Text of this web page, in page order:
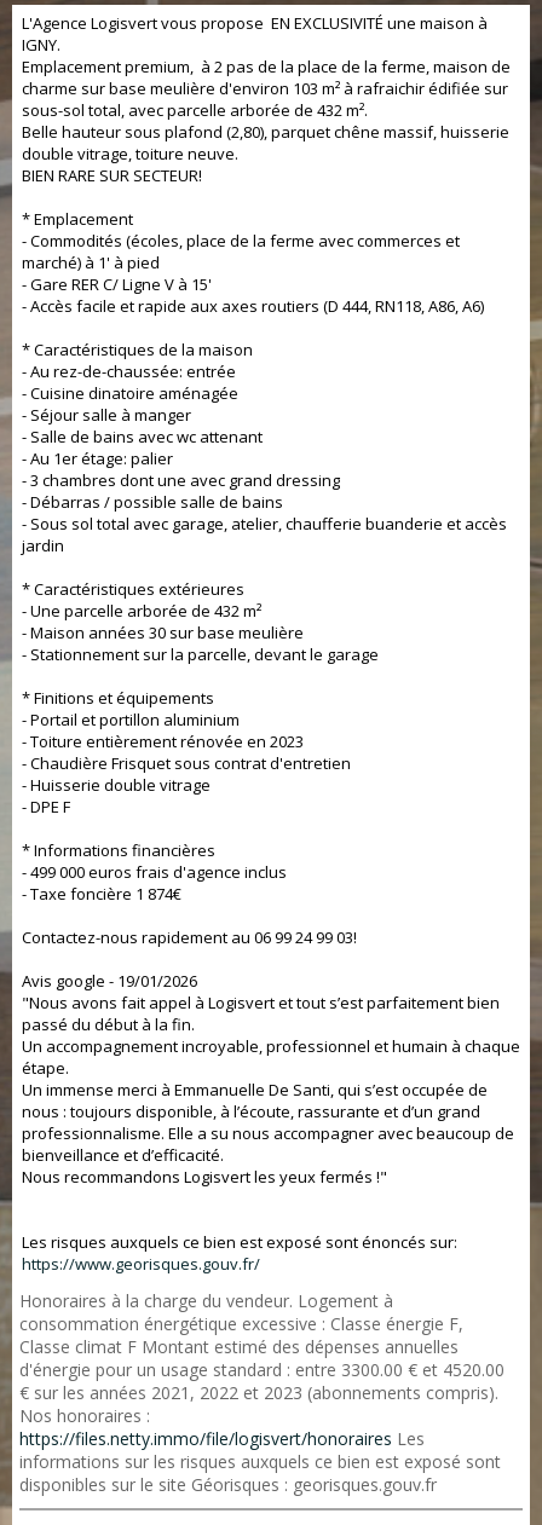
L'Agence Logisvert vous propose EN EXCLUSIVITÉ une maison à
IGNY.
Emplacement premium, à 2 pas de la place de la ferme, maison de
charme sur base meulière d'environ 103 m² à rafraichir édifiée sur
sous-sol total, avec parcelle arborée de 432 m².
Belle hauteur sous plafond (2,80), parquet chêne massif, huisserie
double vitrage, toiture neuve.
BIEN RARE SUR SECTEUR!
* Emplacement
- Commodités (écoles, place de la ferme avec commerces et
marché) à 1' à pied
- Gare RER C/ Ligne V à 15'
- Accès facile et rapide aux axes routiers (D 444, RN118, A86, A6)
* Caractéristiques de la maison
- Au rez-de-chaussée: entrée
- Cuisine dinatoire aménagée
- Séjour salle à manger
- Salle de bains avec wc attenant
- Au 1er étage: palier
- 3 chambres dont une avec grand dressing
- Débarras / possible salle de bains
- Sous sol total avec garage, atelier, chaufferie buanderie et accès
jardin
* Caractéristiques extérieures
- Une parcelle arborée de 432 m²
- Maison années 30 sur base meulière
- Stationnement sur la parcelle, devant le garage
* Finitions et équipements
- Portail et portillon aluminium
- Toiture entièrement rénovée en 2023
- Chaudière Frisquet sous contrat d'entretien
- Huisserie double vitrage
- DPE F
* Informations financières
- 499 000 euros frais d'agence inclus
- Taxe foncière 1 874€
Contactez-nous rapidement au 06 99 24 99 03!
Avis google - 19/01/2026
"Nous avons fait appel à Logisvert et tout s’est parfaitement bien
passé du début à la fin.
Un accompagnement incroyable, professionnel et humain à chaque
étape.
Un immense merci à Emmanuelle De Santi, qui s’est occupée de
nous : toujours disponible, à l’écoute, rassurante et d’un grand
professionnalisme. Elle a su nous accompagner avec beaucoup de
bienveillance et d’efficacité.
Nous recommandons Logisvert les yeux fermés !"
Les risques auxquels ce bien est exposé sont énoncés sur:
https://www.georisques.gouv.fr/
Honoraires à la charge du vendeur. Logement à
consommation énergétique excessive : Classe énergie F,
Classe climat F Montant estimé des dépenses annuelles
d'énergie pour un usage standard : entre 3300.00 € et 4520.00
€ sur les années 2021, 2022 et 2023 (abonnements compris).
Nos honoraires :
https://files.netty.immo/file/logisvert/honoraires Les
informations sur les risques auxquels ce bien est exposé sont
disponibles sur le site Géorisques : georisques.gouv.fr